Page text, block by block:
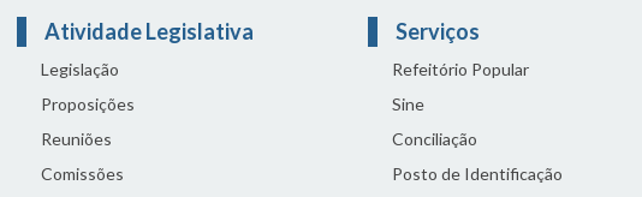
Atividade Legislativa
Legislação
Proposições
Reuniões
Comissões
Serviços
Refeitório Popular
Sine
Conciliação
Posto de Identificação